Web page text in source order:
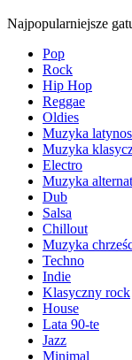
Najpopularniejsze
Pop
Rock
Hip Hop
Reggae
Oldies
Muzyka
Muzyka
Electro
Muzyka
Dub
Salsa
Chillout
Muzyka
Techno
Indie
Klasyczny rock
House
Lata 90-te
Jazz
Minimal